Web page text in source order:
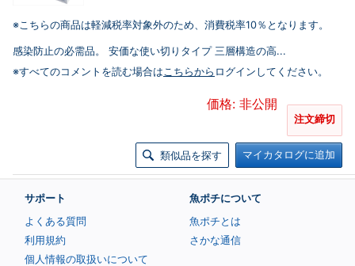
※こちらの商品は軽減税率対象外のため、消費税率10％となります。
感染防止の必需品。 安価な使い切りタイプ 三層構造の高...
※すべてのコメントを読む場合はこちらから ログインしてください。
価格: 非公開
注文締切
類似品を探す マイカタログに追加
サポート
よくある質問
利用規約
個人情報の取扱いについて
魚ポチについて
魚ポチとは
さかな通信